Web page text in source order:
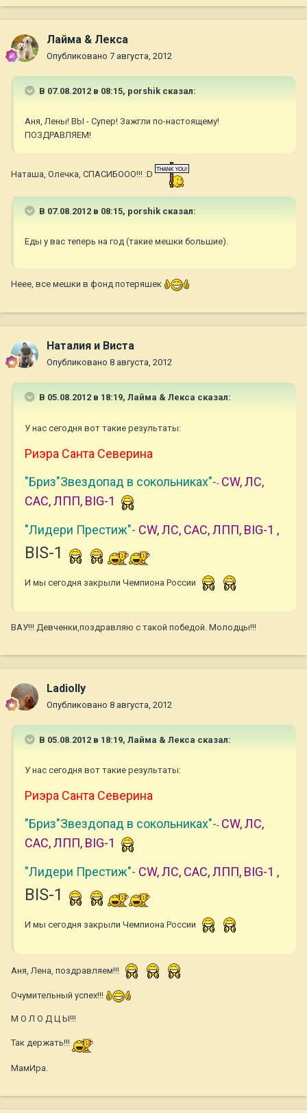
Лайма & Лекса
Опубликовано 7 августа, 2012
В 07.08.2012 в 08:15, porshik сказал:
Аня, Лены! ВЫ - Супер! Зажгли по-настоящему!
ПОЗДРАВЛЯЕМ!
Наташа, Олечка, СПАСИБООО!!! :D
В 07.08.2012 в 08:15, porshik сказал:
Еды у вас теперь на год (такие мешки большие).
Неее, все мешки в фонд потеряшек
Наталия и Виста
Опубликовано 8 августа, 2012
В 05.08.2012 в 18:19, Лайма & Лекса сказал:
У нас сегодня вот такие результаты:
Риэра Санта Северина
"Бриз"Звездопад в сокольниках"-- CW, ЛС,
САС, ЛПП, BIG-1
"Лидери Престиж"- CW, ЛС, САС, ЛПП, BIG-1 ,
BIS-1
И мы сегодня закрыли Чемпиона России
ВАУ!!! Девченки,поздравляю с такой победой. Молодцы!!!
Ladiolly
Опубликовано 8 августа, 2012
В 05.08.2012 в 18:19, Лайма & Лекса сказал:
У нас сегодня вот такие результаты:
Риэра Санта Северина
"Бриз"Звездопад в сокольниках"-- CW, ЛС,
САС, ЛПП, BIG-1
"Лидери Престиж"- CW, ЛС, САС, ЛПП, BIG-1 ,
BIS-1
И мы сегодня закрыли Чемпиона России
Аня, Лена, поздравляем!!!
Очумительный успех!!!
М О Л О Д Ц Ы!!!
Так держать!!!
МамИра.